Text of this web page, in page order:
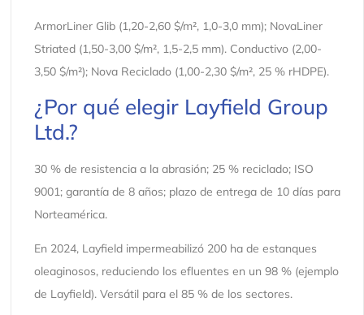
ArmorLiner Glib (1,20-2,60 $/m², 1,0-3,0 mm); NovaLiner
Striated (1,50-3,00 $/m², 1,5-2,5 mm). Conductivo (2,00-
3,50 $/m²); Nova Reciclado (1,00-2,30 $/m², 25 % rHDPE).
¿Por qué elegir Layfield Group
Ltd.?
30 % de resistencia a la abrasión; 25 % reciclado; ISO
9001; garantía de 8 años; plazo de entrega de 10 días para
Norteamérica.
En 2024, Layfield impermeabilizó 200 ha de estanques
oleaginosos, reduciendo los efluentes en un 98 % (ejemplo
de Layfield). Versátil para el 85 % de los sectores.